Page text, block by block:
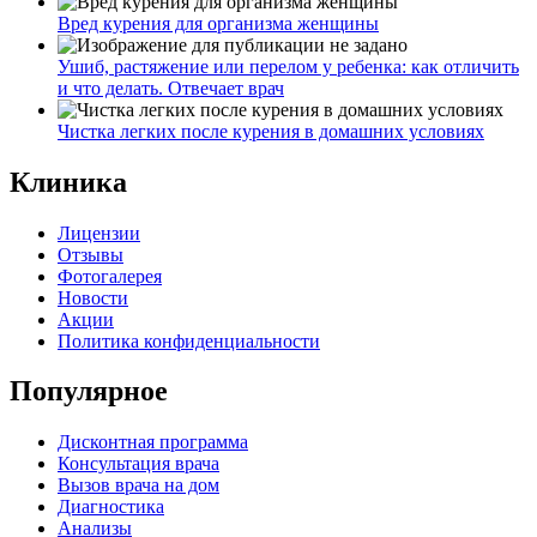
Вред курения для организма женщины
Ушиб, растяжение или перелом у ребенка: как отличить
и что делать. Отвечает врач
Чистка легких после курения в домашних условиях
Клиника
Лицензии
Отзывы
Фотогалерея
Новости
Акции
Политика конфиденциальности
Популярное
Дисконтная программа
Консультация врача
Вызов врача на дом
Диагностика
Анализы